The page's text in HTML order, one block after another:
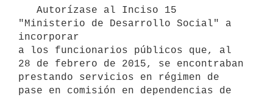
"Ministerio de Desarrollo Social" a
incorporar
a los funcionarios públicos que, al
28 de febrero de 2015, se encontraban
prestando servicios en régimen de
pase en comisión en dependencias de